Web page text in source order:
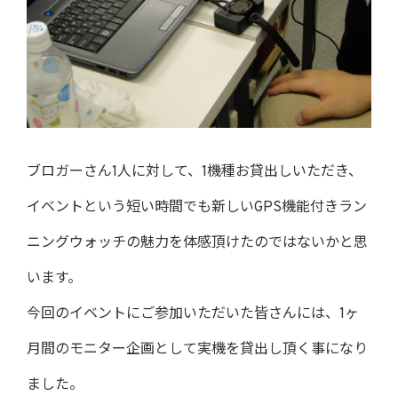
ブロガーさん1人に対して、1機種お貸出しいただき、
イベントという短い時間でも新しいGPS機能付きラン
ニングウォッチの魅力を体感頂けたのではないかと思
います。
今回のイベントにご参加いただいた皆さんには、1ヶ
月間のモニター企画として実機を貸出し頂く事になり
ました。